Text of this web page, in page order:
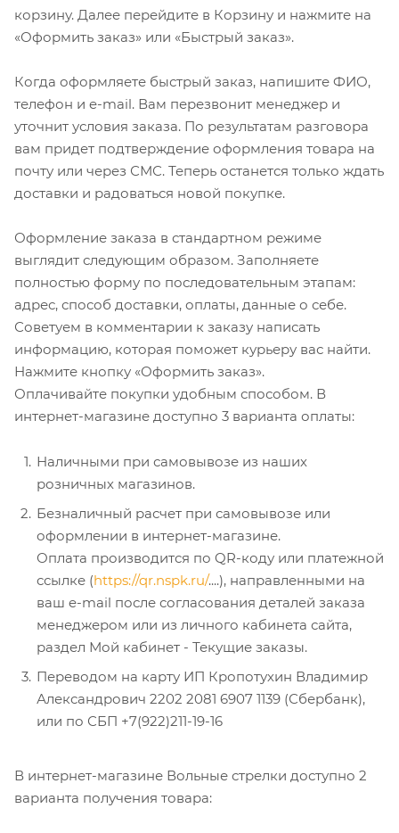
корзину. Далее перейдите в Корзину и нажмите на
«Оформить заказ» или «Быстрый заказ».
Когда оформляете быстрый заказ, напишите ФИО,
телефон и e-mail. Вам перезвонит менеджер и
уточнит условия заказа. По результатам разговора
вам придет подтверждение оформления товара на
почту или через СМС. Теперь останется только ждать
доставки и радоваться новой покупке.
Оформление заказа в стандартном режиме
выглядит следующим образом. Заполняете
полностью форму по последовательным этапам:
адрес, способ доставки, оплаты, данные о себе.
Советуем в комментарии к заказу написать
информацию, которая поможет курьеру вас найти.
Нажмите кнопку «Оформить заказ».
Оплачивайте покупки удобным способом. В
интернет-магазине доступно 3 варианта оплаты:
Наличными при самовывозе из наших
розничных магазинов.
Безналичный расчет при самовывозе или
оформлении в интернет-магазине.
Оплата производится по QR-коду или платежной
ссылке (https://qr.nspk.ru/....), направленными на
ваш e-mail после согласования деталей заказа
менеджером или из личного кабинета сайта,
раздел Мой кабинет - Текущие заказы.
Переводом на карту ИП Кропотухин Владимир
Александрович 2202 2081 6907 1139 (Сбербанк),
или по СБП +7(922)211-19-16
В интернет-магазине Вольные стрелки доступно 2
варианта получения товара: